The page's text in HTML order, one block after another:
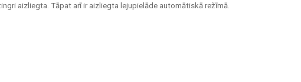
aizliegta. Tāpat arī ir aizliegta lejupielāde automātiskā režīmā.